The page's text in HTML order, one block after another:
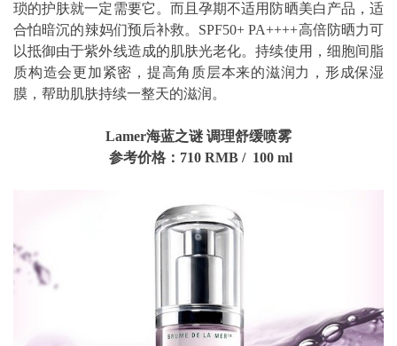
琐的护肤就一定需要它。而且孕期不适用防晒美白产品，适
合怕暗沉的辣妈们预后补救。SPF50+ PA++++高倍防晒力可
以抵御由于紫外线造成的肌肤光老化。持续使用，细胞间脂
质构造会更加紧密，提高角质层本来的滋润力，形成保湿
膜，帮助肌肤持续一整天的滋润。
Lamer海蓝之谜 调理舒缓喷雾
参考价格：710 RMB / 100 ml